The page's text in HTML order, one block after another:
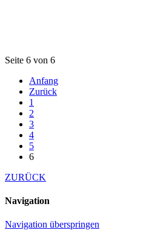
Seite 6 von 6
Anfang
Zurück
1
2
3
4
5
6
ZURÜCK
Navigation
Navigation überspringen